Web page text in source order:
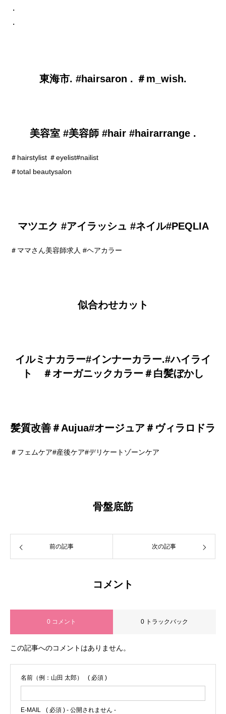
・
・
東海市. #hairsaron . ＃m_wish.
美容室 #美容師 #hair #hairarrange .
＃hairstylist ＃eyelist#nailist
＃total beautysalon
マツエク #アイラッシュ #ネイル#PEQLIA
＃ママさん美容師求人 #ヘアカラー
似合わせカット
イルミナカラー#インナーカラー.#ハイライ
ト ＃オーガニックカラー＃白髪ぼかし
髪質改善＃Aujua#オージュア＃ヴィラロドラ
＃フェムケア#産後ケア#デリケートゾーンケア
骨盤底筋
前の記事 次の記事
コメント
0 コメント 0 トラックバック
この記事へのコメントはありません。
名前（例：山田 太郎） ( 必須 )
E-MAIL ( 必須 ) - 公開されません -